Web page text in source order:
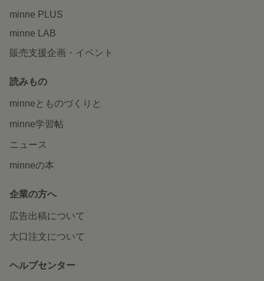
minne PLUS
minne LAB
販売支援企画・イベント
読みもの
minneとものづくりと
minne学習帖
ニュース
minneの本
企業の方へ
広告出稿について
大口注文について
ヘルプセンター